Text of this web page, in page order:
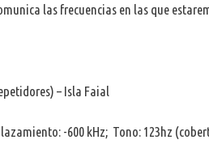
las frecuencias en las que
– Isla Faial
-600 kHz; Tono: 123hz